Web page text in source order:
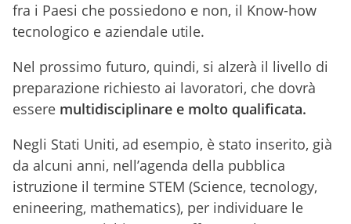
fra i Paesi che possiedono e non, il Know-how
tecnologico e aziendale utile.
Nel prossimo futuro, quindi, si alzerà il livello di
preparazione richiesto ai lavoratori, che dovrà
essere multidisciplinare e molto qualificata.
Negli Stati Uniti, ad esempio, è stato inserito, già
da alcuni anni, nell’agenda della pubblica
istruzione il termine STEM (Science, tecnology,
enineering, mathematics), per individuare le